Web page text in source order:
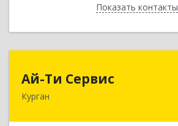
Показать контакты
Назад
Ай-Ти Сервис
Курган